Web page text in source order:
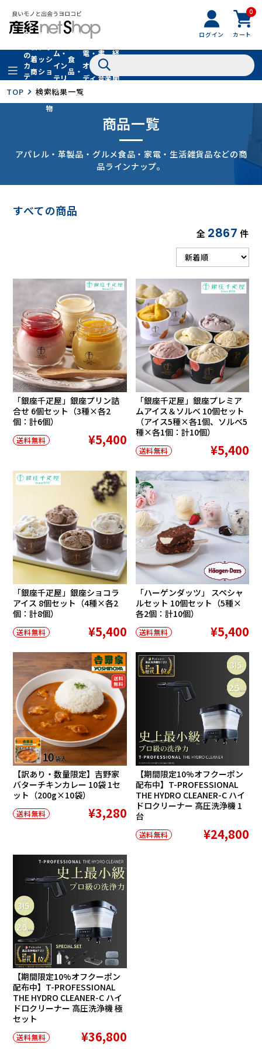
ログイン
0
カート
全
の
カ
テ
リ
着
商
品
フ
ッ
シ
ョ
ン
フ
ァ
シ
ョ
ン
小
物
ム・
イン
テリ
ア
グル
食
品・
ドリ
ンク
家
電・
オー
ディ
オ
書
籍・
音楽
経
聞
TOP 検索結果一覧
商品一覧
アパレル・革製品・グルメ食品・家電・生活雑貨品などの商
品ラインナップ。
すべての商品
全 2867 件
「銀座千疋屋」銀座プリン詰
合せ 6個セット（3種×各2
個：計6個）
送料無料 ¥5,400
「銀座千疋屋」銀座プレミア
ムアイス＆ソルベ 10個セット
（アイス5種×各1個、ソルベ5
種×各1個：計10個）
送料無料 ¥5,400
「銀座千疋屋」銀座ショコラ
アイス 8個セット（4種×各2
個：計8個）
送料無料 ¥5,400
「ハーゲンダッツ」 スペシャ
ルセット 10個セット（5種×
各2個：計10個）
送料無料 ¥5,400
【訳あり・数量限定】吉野家
バターチキンカレー 10袋 1セ
ット（200g×10袋）
送料無料 ¥3,280
【期間限定10%オフクーポン
配布中】T-PROFESSIONAL
THE HYDRO CLEANER-C ハイ
ドロクリーナー 高圧洗浄機 1
台
送料無料 ¥24,800
【期間限定10%オフクーポン
配布中】T-PROFESSIONAL
THE HYDRO CLEANER-C ハイ
ドロクリーナー 高圧洗浄機 極
セット
送料無料 ¥36,800